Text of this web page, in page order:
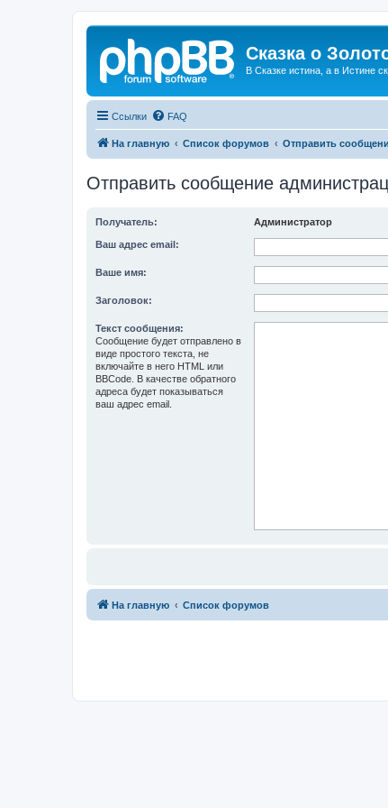
Сказка о
В Сказке истина, а в Истине
Ссылки FAQ
На главную Список форумов Отправить
Отправить сообщение
Получатель: Администратор
Ваш адрес email:
Ваше имя:
Заголовок:
Текст сообщения:
Сообщение будет отправлено в
виде простого текста, не
включайте в него HTML или
BBCode. В качестве обратного
адреса будет показываться
ваш адрес email.
На главную Список форумов